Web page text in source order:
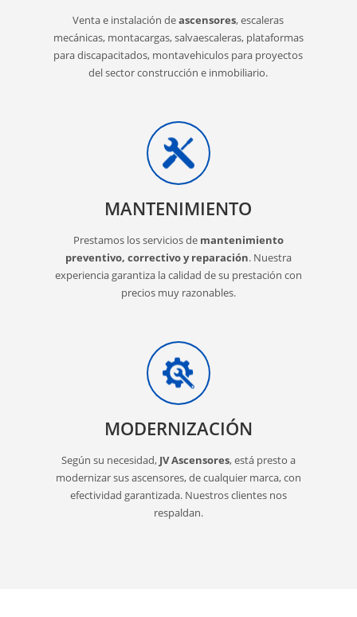
Venta e instalación deascensores, escaleras
mecánicas, montacargas, salvaescaleras, plataformas
para discapacitados, montavehiculos para proyectos
del sector construcción e inmobiliario.
MANTENIMIENTO
Prestamos los servicios de mantenimiento
preventivo, correctivo y reparación. Nuestra
experiencia garantiza la calidad de su prestación con
precios muy razonables.
MODERNIZACIÓN
Según su necesidad, JV Ascensores, está presto a
modernizar sus ascensores, de cualquier marca, con
efectividad garantizada. Nuestros clientes nos
respaldan.